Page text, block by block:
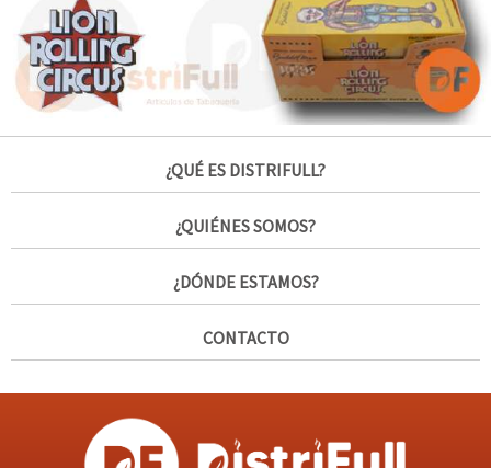
¿QUÉ ES DISTRIFULL?
¿QUIÉNES SOMOS?
¿DÓNDE ESTAMOS?
CONTACTO